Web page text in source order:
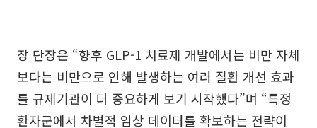
장 단장은 “향후 GLP-1 치료제 개발에서는 비만 자체
보다는 비만으로 인해 발생하는 여러 질환 개선 효과
를 규제기관이 더 중요하게 보기 시작했다”며 “특정
환자군에서 차별적 임상 데이터를 확보하는 전략이